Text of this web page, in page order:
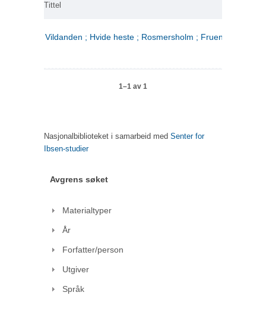
Tittel
Vildanden ; Hvide heste ; Rosmersholm ; Fruen fra havet
1–1 av 1
Nasjonalbiblioteket i samarbeid med Senter for
Ibsen-studier
Avgrens søket
Materialtyper
År
Forfatter/person
Utgiver
Språk